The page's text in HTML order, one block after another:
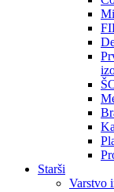
Starši
Varstvo